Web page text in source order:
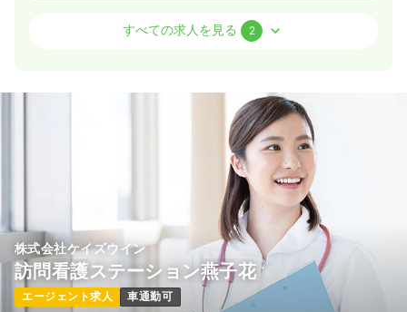
正・准看護師
時給2,000円以上可
詳細を見る
外来正・准看護師 クリニック
日勤のみ（パート） 一時募集休止
すべての求人を見る 2
株式会社ケイズウイン
訪問看護ステーション燕子花
エージェント求人 車通勤可